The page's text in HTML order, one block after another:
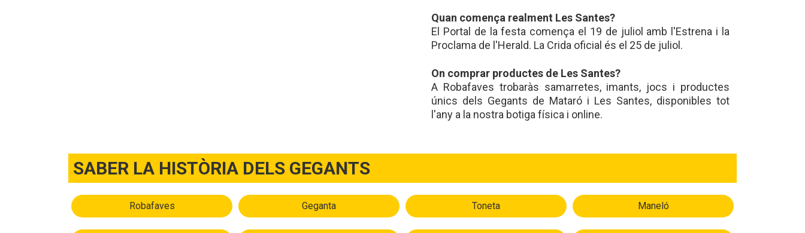
Quan comença realment Les Santes?
El Portal de la festa comença el 19 de juliol amb l'Estrena i la
Proclama de l'Herald. La Crida oficial és el 25 de juliol.
On comprar productes de Les Santes?
A Robafaves trobaràs samarretes, imants, jocs i productes
únics dels Gegants de Mataró i Les Santes, disponibles tot
l'any a la nostra botiga física i online.
SABER LA HISTÒRIA DELS GEGANTS
Robafaves Geganta Toneta Maneló